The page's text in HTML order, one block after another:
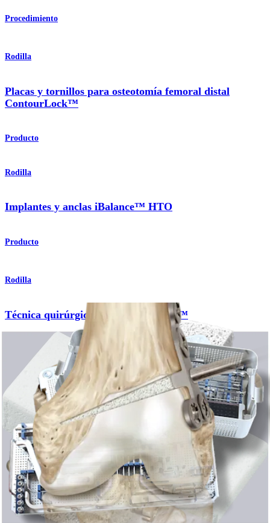
Procedimiento
Rodilla
Placas y tornillos para osteotomía femoral distal
ContourLock™
Producto
Rodilla
Implantes y anclas iBalance™ HTO
Producto
Rodilla
Técnica quirúrgica de HTO iBalance™
Procedimiento
Rodilla
Sistema HTO iBalance™
Producto
Rodilla